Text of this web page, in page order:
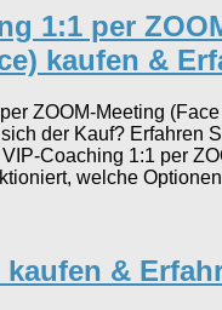
1:1 per
kaufen &
ZOOM-Meeting
der Kauf? Erfahren
Coaching 1:1 per
welche
kaufen &